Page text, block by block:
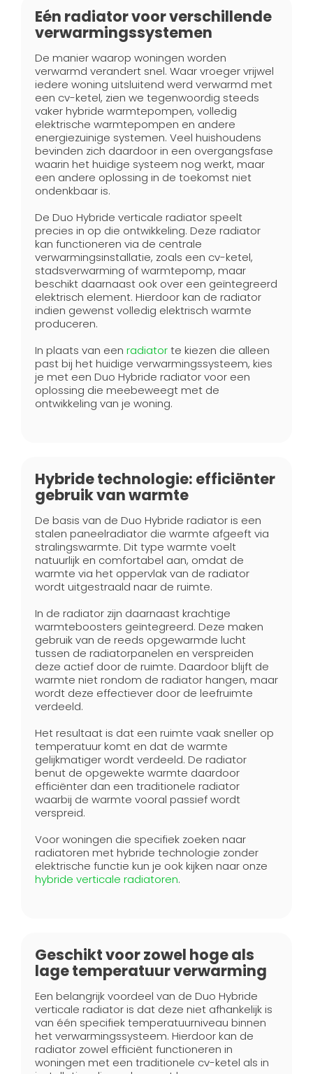
Eén radiator voor verschillende
verwarmingssystemen
De manier waarop woningen worden
verwarmd verandert snel. Waar vroeger vrijwel
iedere woning uitsluitend werd verwarmd met
een cv-ketel, zien we tegenwoordig steeds
vaker hybride warmtepompen, volledig
elektrische warmtepompen en andere
energiezuinige systemen. Veel huishoudens
bevinden zich daardoor in een overgangsfase
waarin het huidige systeem nog werkt, maar
een andere oplossing in de toekomst niet
ondenkbaar is.
De Duo Hybride verticale radiator speelt
precies in op die ontwikkeling. Deze radiator
kan functioneren via de centrale
verwarmingsinstallatie, zoals een cv-ketel,
stadsverwarming of warmtepomp, maar
beschikt daarnaast ook over een geïntegreerd
elektrisch element. Hierdoor kan de radiator
indien gewenst volledig elektrisch warmte
produceren.
In plaats van een radiatorte kiezen die alleen
past bij het huidige verwarmingssysteem, kies
je met een Duo Hybride radiator voor een
oplossing die meebeweegt met de
ontwikkeling van je woning.
Hybride technologie: efficiënter
gebruik van warmte
De basis van de Duo Hybride radiator is een
stalen paneelradiator die warmte afgeeft via
stralingswarmte. Dit type warmte voelt
natuurlijk en comfortabel aan, omdat de
warmte via het oppervlak van de radiator
wordt uitgestraald naar de ruimte.
In de radiator zijn daarnaast krachtige
warmteboosters geïntegreerd. Deze maken
gebruik van de reeds opgewarmde lucht
tussen de radiatorpanelen en verspreiden
deze actief door de ruimte. Daardoor blijft de
warmte niet rondom de radiator hangen, maar
wordt deze effectiever door de leefruimte
verdeeld.
Het resultaat is dat een ruimte vaak sneller op
temperatuur komt en dat de warmte
gelijkmatiger wordt verdeeld. De radiator
benut de opgewekte warmte daardoor
efficiënter dan een traditionele radiator
waarbij de warmte vooral passief wordt
verspreid.
Voor woningen die specifiek zoeken naar
radiatoren met hybride technologie zonder
elektrische functie kun je ook kijken naar onze
hybride verticale radiatoren.
Geschikt voor zowel hoge als
lage temperatuur verwarming
Een belangrijk voordeel van de Duo Hybride
verticale radiator is dat deze niet afhankelijk is
van één specifiek temperatuurniveau binnen
het verwarmingssysteem. Hierdoor kan de
radiator zowel efficiënt functioneren in
woningen met een traditionele cv-ketel als in